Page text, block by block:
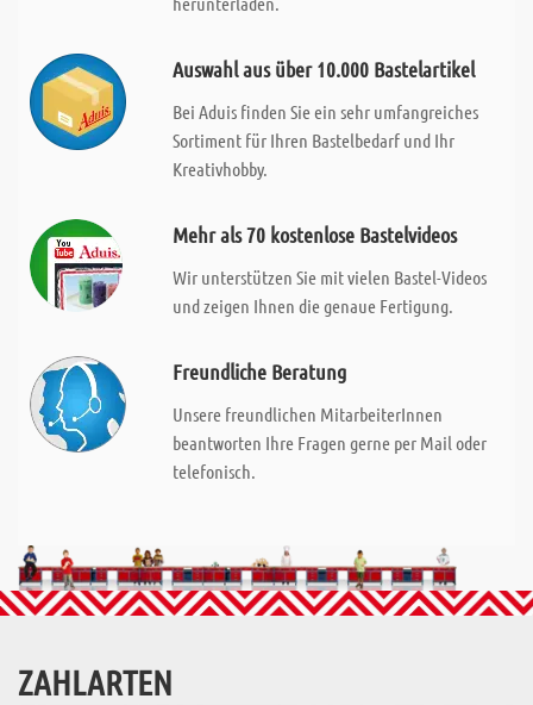
Auswahl aus über 10.000 Bastelartikel
Bei Aduis finden Sie ein sehr umfangreiches
Sortiment für Ihren Bastelbedarf und Ihr
Kreativhobby.
Mehr als 70 kostenlose Bastelvideos
Wir unterstützen Sie mit vielen Bastel-Videos
und zeigen Ihnen die genaue Fertigung.
Freundliche Beratung
Unsere freundlichen MitarbeiterInnen
beantworten Ihre Fragen gerne per Mail oder
telefonisch.
ZAHLARTEN